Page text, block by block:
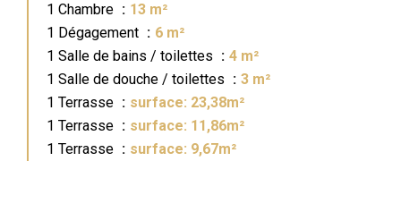
1 Chambre
13 m²
1 Dégagement
6 m²
1 Salle de bains / toilettes
4 m²
1 Salle de douche / toilettes
3 m²
1 Terrasse
surface: 23,38m²
1 Terrasse
surface: 11,86m²
1 Terrasse
surface: 9,67m²